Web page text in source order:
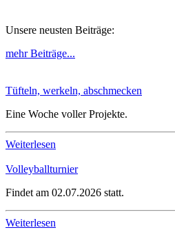
Unsere neusten Beiträge:
mehr Beiträge...
Tüfteln, werkeln, abschmecken
Eine Woche voller Projekte.
Weiterlesen
Volleyballturnier
Findet am 02.07.2026 statt.
Weiterlesen